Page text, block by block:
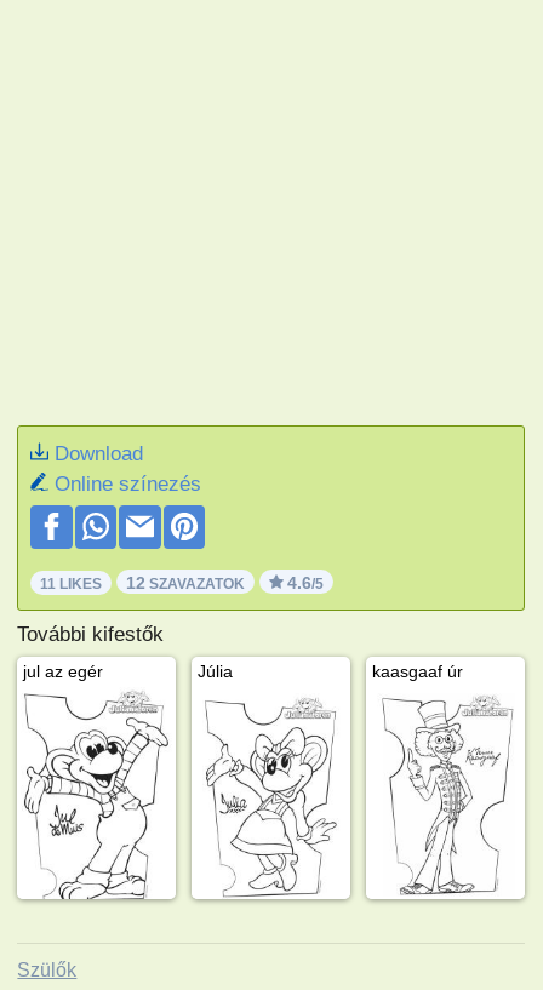
Download
Online színezés
11 LIKES 12 SZAVAZATOK 4.6/5
További kifestők
jul az egér Júlia kaasgaaf úr
Szülők